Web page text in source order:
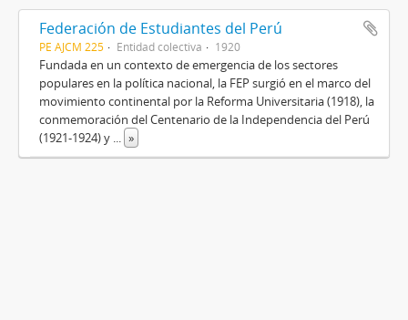
Federación de Estudiantes del Perú
PE AJCM 225 Entidad colectiva 1920
Fundada en un contexto de emergencia de los sectores
populares en la política nacional, la FEP surgió en el marco del
movimiento continental por la Reforma Universitaria (1918), la
conmemoración del Centenario de la Independencia del Perú
(1921-1924) y ... »